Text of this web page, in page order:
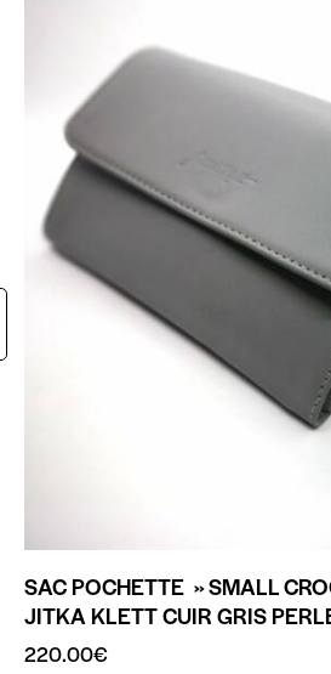
SAC POCHETTE » SMALL
JITKA KLETT CUIR GRIS
220.00€